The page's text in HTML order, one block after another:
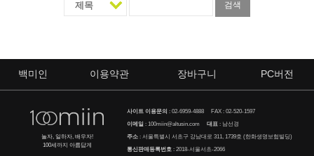
백미인 이용약관 장바구니 PC버전
놀자, 일하자, 배우자!
100세까지 아름답게
사이트 이용문의 :02-6959-4888 FAX : 02-520-1597
이메일 :100miin@altusin.com 대표 : 남선경
주소 : 서울특별시 서초구 강남대로 311, 1739호 (한화생명보험빌딩)
통신판매등록번호 : 2018-서울서초-2066